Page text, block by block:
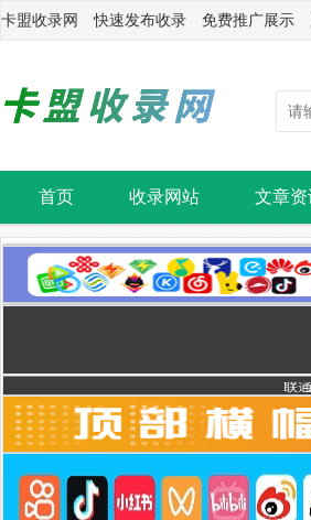
卡盟收录网 快速发布收录 免费推广展示
首页 收录网站 文章资